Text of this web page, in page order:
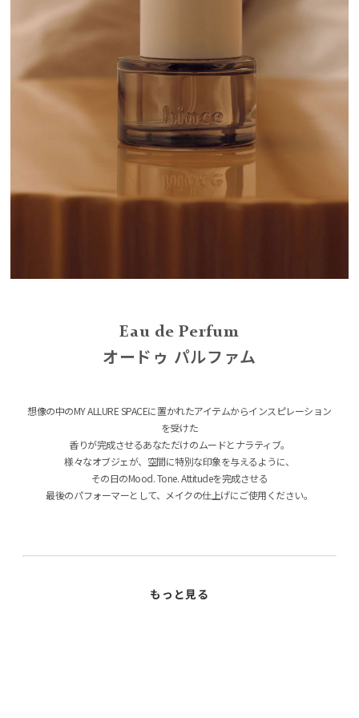
Eau de Perfum
オードゥ パルファム
想像の中のMY ALLURE SPACEに置かれたアイテムからインスピレーション
を受けた
香りが完成させるあなただけのムードとナラティブ。
様々なオブジェが、空間に特別な印象を与えるように、
その日のMood. Tone. Attitudeを完成させる
最後のパフォーマーとして、メイクの仕上げにご使用ください。